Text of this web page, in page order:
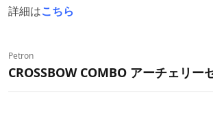
詳細はこちら
Petron
CROSSBOW COMBO アーチェリー